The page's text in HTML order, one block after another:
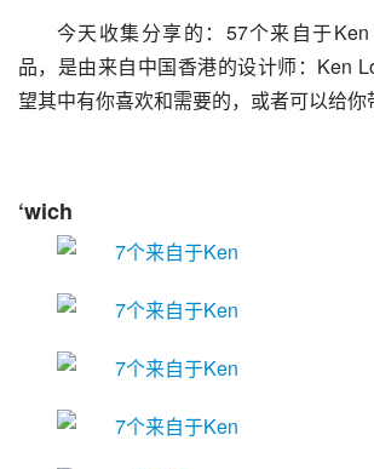
今天收集分享的：57个来自于
品，是由来自中国香港的设计师：Ken
望其中有你喜欢和需要的，或者可以给你
‘wich